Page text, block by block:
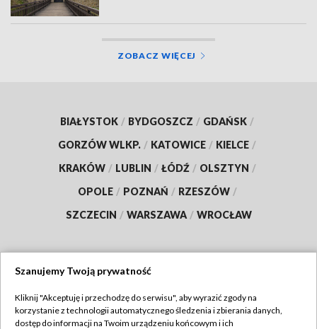
ZOBACZ WIĘCEJ
BIAŁYSTOK / BYDGOSZCZ / GDAŃSK /
GORZÓW WLKP. / KATOWICE / KIELCE /
KRAKÓW / LUBLIN / ŁÓDŹ / OLSZTYN /
OPOLE / POZNAŃ / RZESZÓW /
SZCZECIN / WARSZAWA / WROCŁAW
TVP
Szanujemy Twoją prywatność
Kliknij "Akceptuję i przechodzę do serwisu", aby wyrazić zgody na
korzystanie z technologii automatycznego śledzenia i zbierania danych,
dostęp do informacji na Twoim urządzeniu końcowym i ich